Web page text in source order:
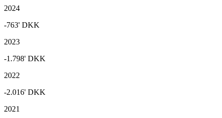
2024
-763' DKK
2023
-1.798' DKK
2022
-2.016' DKK
2021